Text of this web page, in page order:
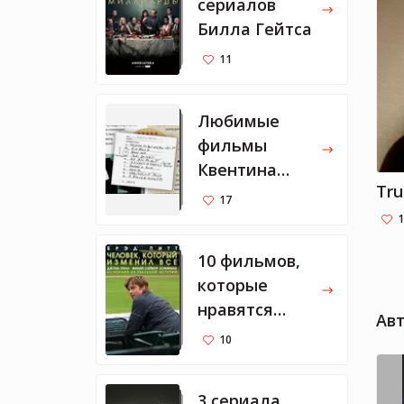
сериалов
Билла Гейтса
11
Любимые
фильмы
Квентина
Тарантино
17
10 фильмов,
которые
нравятся
Марку
10
и
1